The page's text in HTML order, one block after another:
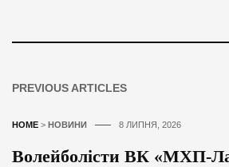
PREVIOUS ARTICLES
HOME > НОВИНИ 8 ЛИПНЯ, 2026
Волейболісти ВК «МХП-